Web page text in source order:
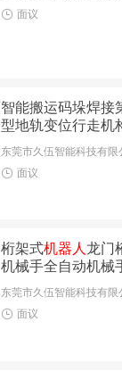
面议
智能搬运码垛焊接
型地轨变位行走机
东莞市久伍智能科技有限
面议
桁架式机器人龙门
机械手全自动机械
东莞市久伍智能科技有限
面议